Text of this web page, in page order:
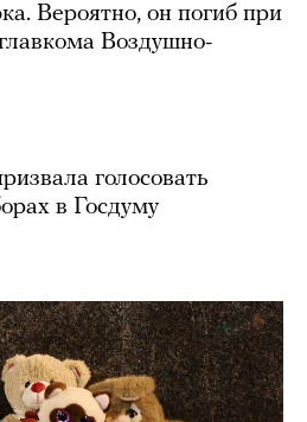
Вероятно, он погиб при
Воздушно-
голосовать
в Госдуму